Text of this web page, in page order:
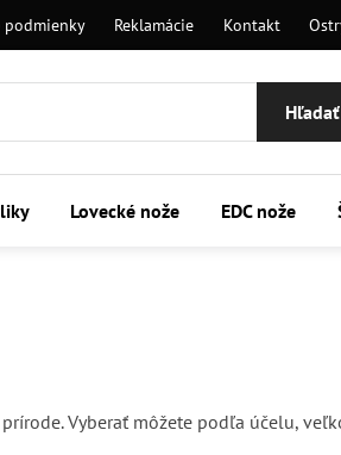
podmienky Reklamácie Kontakt
Hľadať
Lovecké nože EDC nože
Vyberať môžete podľa účelu,